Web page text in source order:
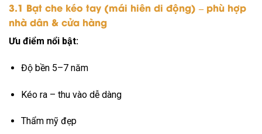
3.1 Bạt che kéo tay (mái hiên di động) – phù hợp
nhà dân & cửa hàng
Ưu điểm nổi bật:
Độ bền 5–7 năm
Kéo ra – thu vào dễ dàng
Thẩm mỹ đẹp